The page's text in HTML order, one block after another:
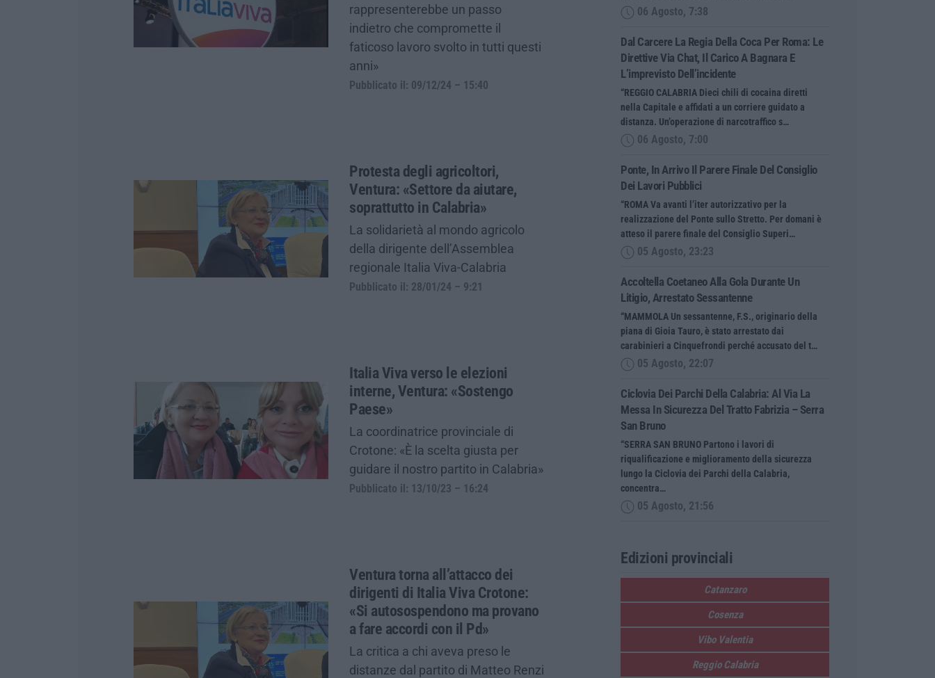
rappresenterebbe un passo
indietro che compromette il
faticoso lavoro svolto in tutti questi
anni»
Pubblicato il: 09/12/24 – 15:40
Protesta degli agricoltori,
Ventura: «Settore da aiutare,
soprattutto in Calabria»
La solidarietà al mondo agricolo
della dirigente dell’Assemblea
regionale Italia Viva-Calabria
Pubblicato il: 28/01/24 – 9:21
Italia Viva verso le elezioni
interne, Ventura: «Sostengo
Paese»
La coordinatrice provinciale di
Crotone: «È la scelta giusta per
guidare il nostro partito in Calabria»
Pubblicato il: 13/10/23 – 16:24
Ventura torna all’attacco dei
dirigenti di Italia Viva Crotone:
«Si autosospendono ma provano
a fare accordi con il Pd»
La critica a chi aveva preso le
distanze dal partito di Matteo Renzi
06 Agosto, 7:38
Dal Carcere La Regia Della Coca Per Roma: Le
Direttive Via Chat, Il Carico A Bagnara E
L’imprevisto Dell’incidente
“REGGIO CALABRIA Dieci chili di cocaina diretti
nella Capitale e affidati a un corriere guidato a
distanza. Un’operazione di narcotraffico s…
06 Agosto, 7:00
Ponte, In Arrivo Il Parere Finale Del Consiglio
Dei Lavori Pubblici
“ROMA Va avanti l’iter autorizzativo per la
realizzazione del Ponte sullo Stretto. Per domani è
atteso il parere finale del Consiglio Superi…
05 Agosto, 23:23
Accoltella Coetaneo Alla Gola Durante Un
Litigio, Arrestato Sessantenne
“MAMMOLA Un sessantenne, F.S., originario della
piana di Gioia Tauro, è stato arrestato dai
carabinieri a Cinquefrondi perché accusato del t…
05 Agosto, 22:07
Ciclovia Dei Parchi Della Calabria: Al Via La
Messa In Sicurezza Del Tratto Fabrizia – Serra
San Bruno
“SERRA SAN BRUNO Partono i lavori di
riqualificazione e miglioramento della sicurezza
lungo la Ciclovia dei Parchi della Calabria,
concentra…
05 Agosto, 21:56
Edizioni provinciali
Catanzaro
Cosenza
Vibo Valentia
Reggio Calabria